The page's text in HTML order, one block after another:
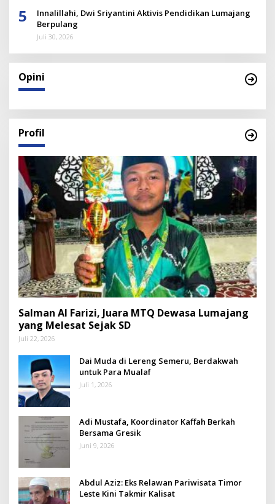
5
Innalillahi, Dwi Sriyantini Aktivis Pendidikan Lumajang
Berpulang
Juli 30, 2026
Opini
Profil
Salman Al Farizi, Juara MTQ Dewasa Lumajang
yang Melesat Sejak SD
Juli 22, 2026
Dai Muda di Lereng Semeru, Berdakwah
untuk Para Mualaf
Juli 1, 2026
Adi Mustafa, Koordinator Kaffah Berkah
Bersama Gresik
Juni 9, 2026
Abdul Aziz: Eks Relawan Pariwisata Timor
Leste Kini Takmir Kalisat